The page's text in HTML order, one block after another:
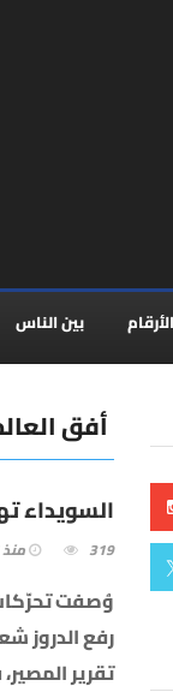
بين الناس
أفق
السويداء
319
وُصفت
رفع الدروز
تقرير